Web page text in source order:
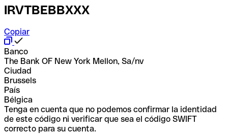
IRVTBEBBXXX
Copiar
Banco
The Bank OF New York Mellon, Sa/nv
Ciudad
Brussels
País
Bélgica
Tenga en cuenta que no podemos confirmar la identidad
de este código ni verificar que sea el código SWIFT
correcto para su cuenta.